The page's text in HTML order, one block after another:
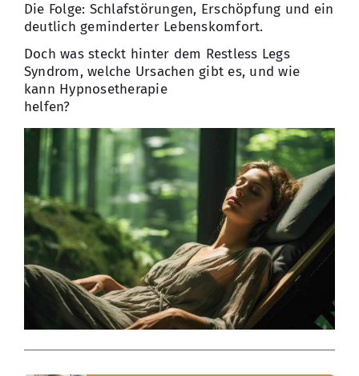
Die Folge: Schlafstörungen, Erschöpfung und ein
deutlich geminderter Lebenskomfort.
Doch was steckt hinter dem Restless Legs
Syndrom, welche Ursachen gibt es, und wie
kann Hypnosetherapie
helfen?